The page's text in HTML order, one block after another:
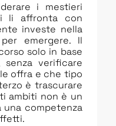
i mestieri
li affronta con
investe nella
emergere. Il
solo in base
verificare
offra e che tipo
è trascurare
ambiti non è un
competenza